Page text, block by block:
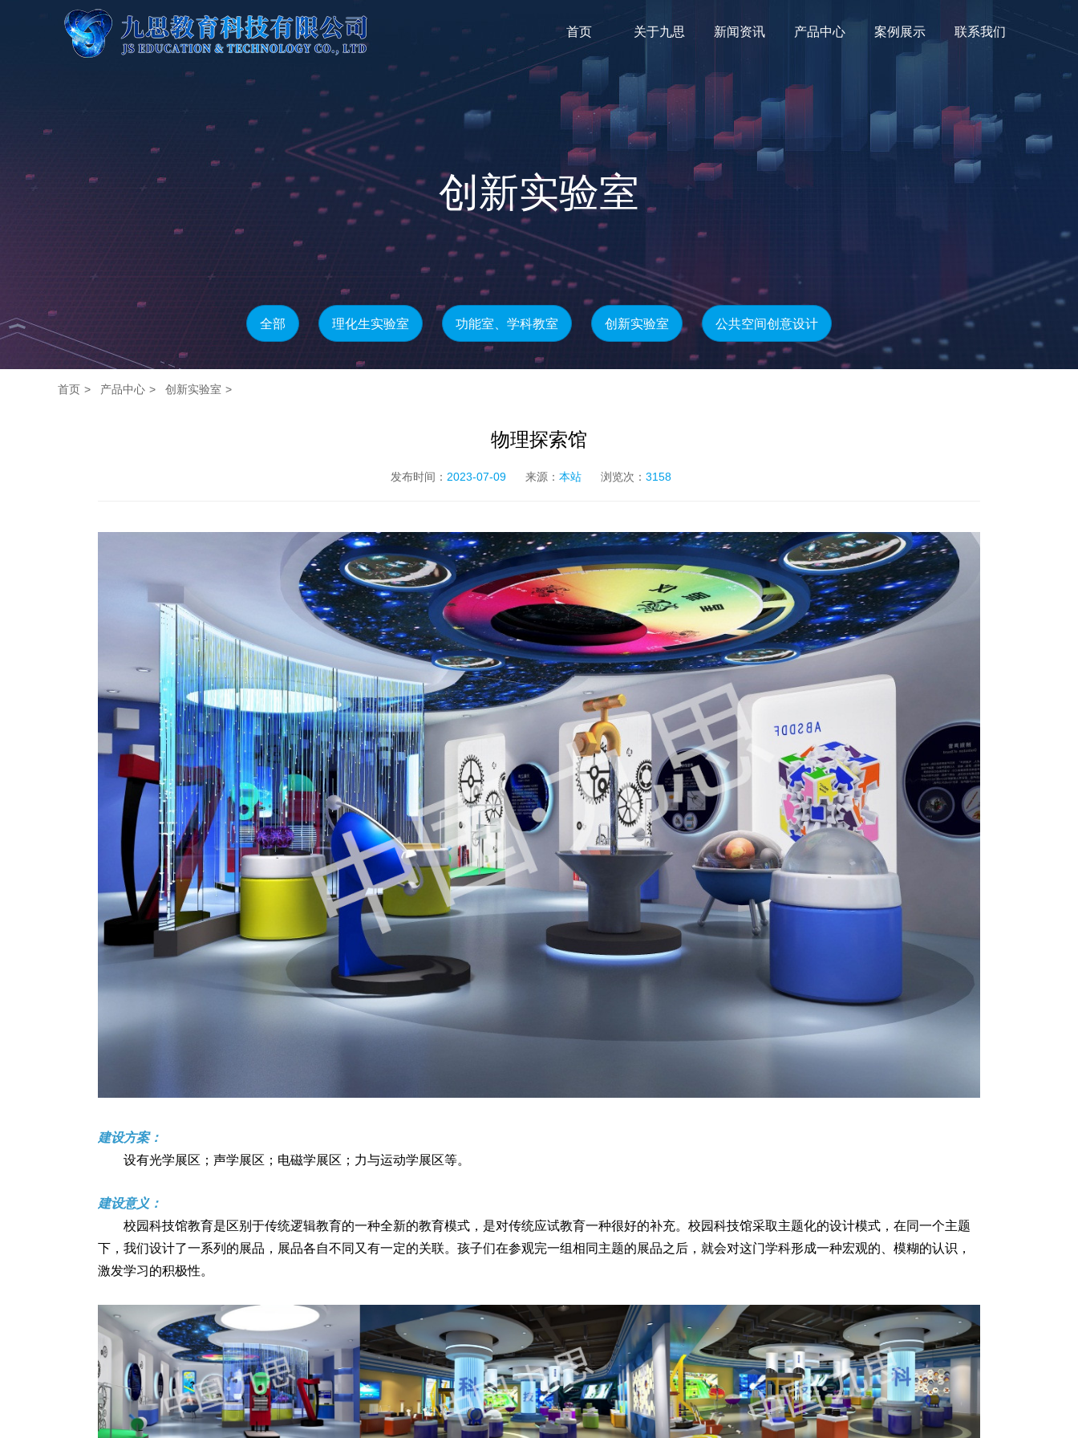
首页 关于九思 新闻资讯 产品中心 案例展示 联系我们
创新实验室
首页 产品中心 创新实验室
全部 理化生实验室 功能室、学科教室 创新实验室 公共空间创意设计
物理探索馆
发布时间： 2023-07-09 来源： 本站 浏览次： 3158
建设方案：
设有光学展区；声学展区；电磁学展区；力与运动学展区等。
建设意义：
校园科技馆教育是区别于传统逻辑教育的一种全新的教育模式，是对传统应试教育一种很好的补充。校园科技馆采取主题化的设计模式，在同一个主题
下，我们设计了一系列的展品，展品各自不同又有一定的关联。孩子们在参观完一组相同主题的展品之后，就会对这门学科形成一种宏观的、模糊的认识，
激发学习的积极性。